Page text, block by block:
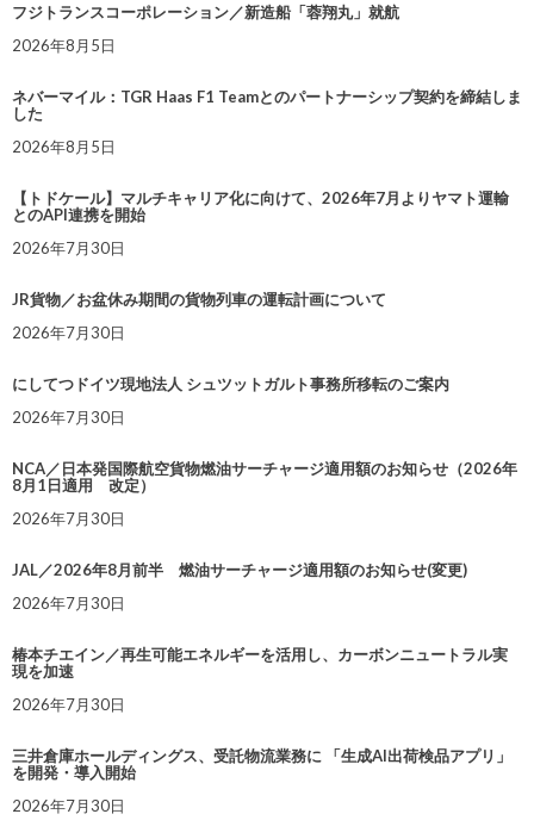
フジトランスコーポレーション／新造船「蓉翔丸」就航
2026年8月5日
ネバーマイル：TGR Haas F1 Teamとのパートナーシップ契約を締結しま
した
2026年8月5日
【トドケール】マルチキャリア化に向けて、2026年7月よりヤマト運輸
とのAPI連携を開始
2026年7月30日
JR貨物／お盆休み期間の貨物列車の運転計画について
2026年7月30日
にしてつドイツ現地法人 シュツットガルト事務所移転のご案内
2026年7月30日
NCA／日本発国際航空貨物燃油サーチャージ適用額のお知らせ（2026年
8月1日適用 改定）
2026年7月30日
JAL／2026年8月前半 燃油サーチャージ適用額のお知らせ(変更)
2026年7月30日
椿本チエイン／再生可能エネルギーを活用し、カーボンニュートラル実
現を加速
2026年7月30日
三井倉庫ホールディングス、受託物流業務に 「生成AI出荷検品アプリ」
を開発・導入開始
2026年7月30日